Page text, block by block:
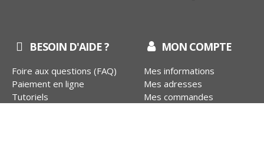
BESOIN D'AIDE ?
Foire aux questions (FAQ)
Paiement en ligne
Tutoriels
MON COMPTE
Mes informations
Mes adresses
Mes commandes
9.4/10
BASÉ SUR 786 AVIS